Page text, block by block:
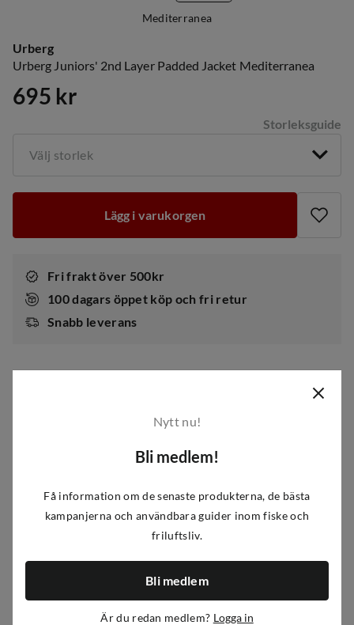
Mediterranea
Urberg
Urberg Juniors' 2nd Layer Padded Jacket Mediterranea
price
695 kr
Storleksguide
Välj storlek
Lägg i varukorgen
Fri frakt över 500kr
100 dagars öppet köp och fri retur
Snabb leverans
vadderad mellanlagersjacka för barn. Jackan är tillverkad i
ytterplagg under torra dagar. Och när vädret slår om på
era äventyr, blir den perfekt som ett isolerande
mellanlager under en skaljacka.
Funktionella skärningar för optimal passform och
Nytt nu!
Bli medlem!
Få information om de senaste produkterna, de bästa
kampanjerna och användbara guider inom fiske och
friluftsliv.
Bli medlem
Är du redan medlem? Logga in